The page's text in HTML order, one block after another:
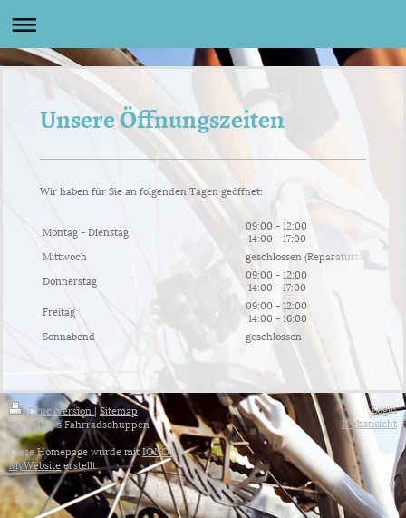
Unsere Öffnungszeiten
Wir haben für Sie an folgenden Tagen geöffnet:
Montag - Dienstag
09:00 - 12:00
14:00 - 17:00
Mittwoch
geschlossen (Reparaturtag)
Donnerstag
09:00 - 12:00
14:00 - 17:00
Freitag
09:00 - 12:00
14:00 - 16:00
Sonnabend
geschlossen
Druckversion|Sitemap
© Tommy's Fahrradschuppen
Diese Homepage wurde mitIONOS
MyWebsiteerstellt.
Login
Webansicht